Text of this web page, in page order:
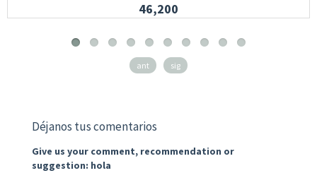
46,200
ant sig
Déjanos tus comentarios
Give us your comment, recommendation or
suggestion: hola